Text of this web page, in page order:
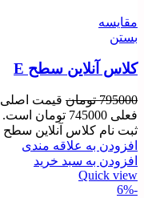
مقایسه
بستن
کلاس آنلاین سطح E
795000 تومان قیمت اصلی 795000 تومان بود.
فعلی 745000 تومان است.
ثبت نام کلاس آنلاین سطح E
افزودن به علاقه مندی
افزودن به سبد خرید
Quick view
-6%